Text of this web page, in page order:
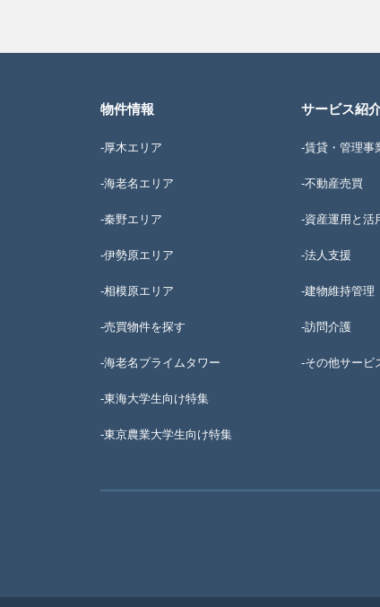
物件情報
-厚木エリア
-海老名エリア
-秦野エリア
-伊勢原エリア
-相模原エリア
-売買物件を探す
-海老名プライムタワー
-東海大学生向け特集
-東京農業大学生向け特集
サービス紹
-賃貸・管理事
-不動産売買
-資産運用と活
-法人支援
-建物維持管理
-訪問介護
-その他サービ